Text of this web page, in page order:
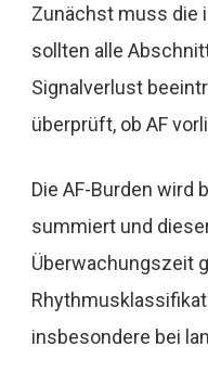
Zunächst muss die
sollten alle
Signalverlust
überprüft, ob AF
Die AF-Burden wird
summiert und
Überwachungszeit
insbesondere bei